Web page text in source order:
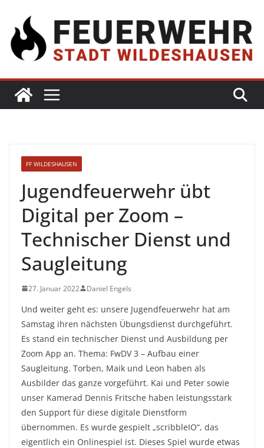
FF WILDESHAUSEN
Jugendfeuerwehr übt
Digital per Zoom –
Technischer Dienst und
Saugleitung
27. Januar 2022 Daniel Engels
Und weiter geht es: unsere Jugendfeuerwehr hat am
Samstag ihren nächsten Übungsdienst durchgeführt.
Es stand ein technischer Dienst und Ausbildung per
Zoom App an. Thema: FwDV 3 – Aufbau einer
Saugleitung. Torben, Maik und Leon haben als
Ausbilder das ganze vorgeführt. Kai und Peter sowie
unser Kamerad Dennis Fritsche haben leistungsstark
den Support für diese digitale Dienstform
übernommen. Es wurde gespielt „scribbleIO“, das
eigentlich ein Onlinespiel ist. Dieses Spiel wurde etwas